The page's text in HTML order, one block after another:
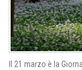
Il 21 marzo è la